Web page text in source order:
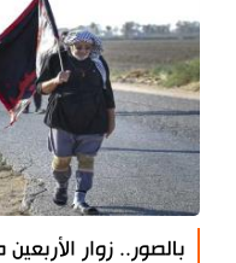
بالصور.. زوار